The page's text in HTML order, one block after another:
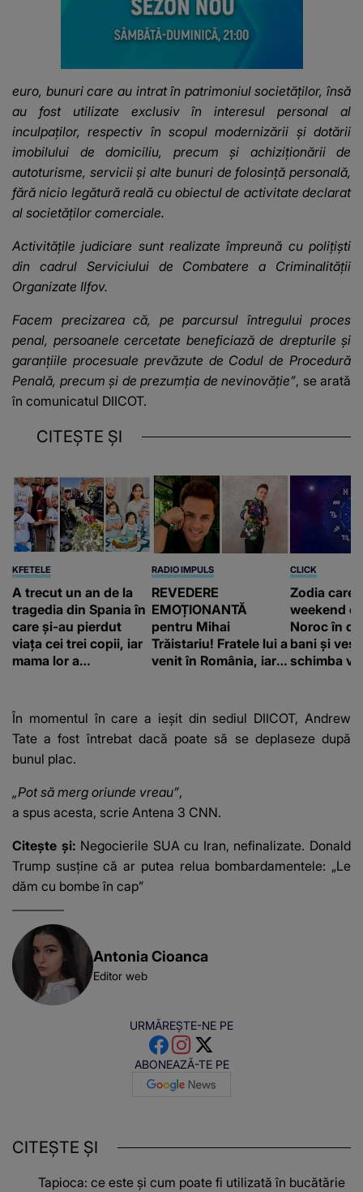
euro, bunuri care au intrat în patrimoniul societăților, însă
au fost utilizate exclusiv în interesul personal al
inculpaților, respectiv în scopul modernizării și dotării
imobilului de domiciliu, precum și achiziționării de
autoturisme, servicii și alte bunuri de folosință personală,
fără nicio legătură reală cu obiectul de activitate declarat
al societăților comerciale.
Activitățile judiciare sunt realizate împreună cu polițiști
din cadrul Serviciului de Combatere a Criminalității
Organizate Ilfov.
Facem precizarea că, pe parcursul întregului proces
penal, persoanele cercetate beneficiază de drepturile și
garanțiile procesuale prevăzute de Codul de Procedură
Penală, precum și de prezumția de nevinovăție”, se arată
în comunicatul DIICOT.
CITEȘTE ȘI
KFETELE
A trecut un an de la
tragedia din Spania în
care și-au pierdut
viața cei trei copii, iar
mama lor a…
RADIO IMPULS
REVEDERE
EMOȚIONANTĂ
pentru Mihai
Trăistariu! Fratele lui a
venit în România, iar
NEAȘTEPTAT: "Nu
știu ce să-i zic. Voi ce
spuneți ? Să se..."
CLICK
Zodia care
weekend
Noroc în
bani și
schimba
În momentul în care a ieșit din sediul DIICOT, Andrew
Tate a fost întrebat dacă poate să se deplaseze după
bunul plac.
„Pot să merg oriunde vreau”,
a spus acesta, scrie Antena 3 CNN.
Citește și: Negocierile SUA cu Iran, nefinalizate. Donald
Trump susține că ar putea relua bombardamentele: „Le
dăm cu bombe în cap”
Antonia Cioanca
Editor web
URMĂREȘTE-NE PE
ABONEAZĂ-TE PE
CITEȘTE ȘI
Tapioca: ce este și cum poate fi utilizată în bucătărie